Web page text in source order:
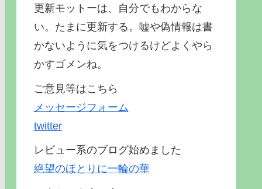
更新モットーは、自分でもわからな
い。たまに更新する。嘘や偽情報は書
かないように気をつけるけどよくやら
かすゴメンね。
ご意見等はこちら
メッセージフォーム
twitter
レビュー系のブログ始めました
絶望のほとりに一輪の華